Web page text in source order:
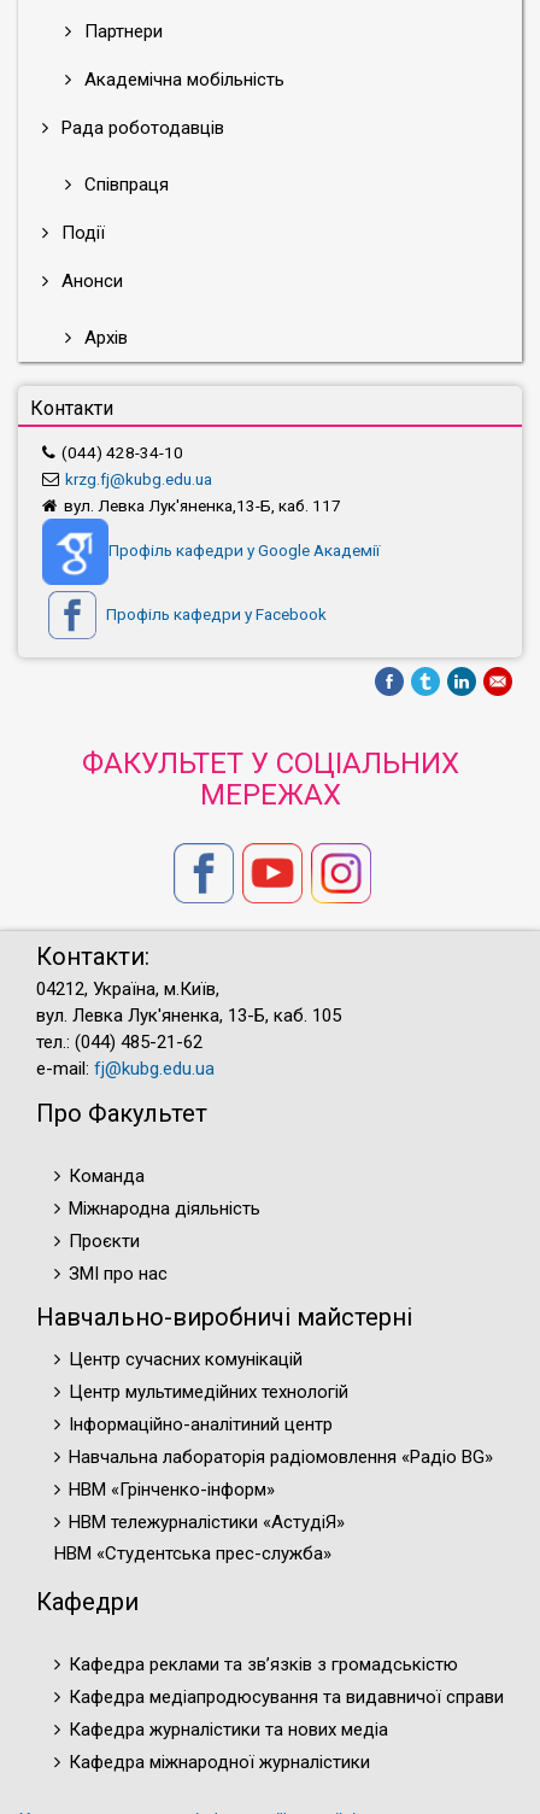
Партнери
Академічна мобільність
Рада роботодавців
Співпраця
Події
Анонси
Архів
Контакти
(044) 428-34-10
krzg.fj@kubg.edu.ua
вул. Левка Лук'яненка,13-Б, каб. 117
Профіль кафедри у Google Академії
Профіль кафедри у Facebook
ФАКУЛЬТЕТ У СОЦІАЛЬНИХ
МЕРЕЖАХ
Контакти:
04212, Україна, м.Київ,
вул. Левка Лук'яненка, 13-Б, каб. 105
тел.: (044) 485-21-62
e-mail: fj@kubg.edu.ua
Про Факультет
Команда
Міжнародна діяльність
Проєкти
ЗМІ про нас
Навчально-виробничі майстерні
Центр сучасних комунікацій
Центр мультимедійних технологій
Інформаційно-аналітиний центр
Навчальна лабораторія радіомовлення «Радіо BG»
НВМ «Грінченко-інформ»
НВМ тележурналістики «АстудіЯ»
НВМ «Студентська прес-служба»
Кафедри
Кафедра реклами та зв’язків з громадськістю
Кафедра медіапродюсування та видавничої справи
Кафедра журналістики та нових медіа
Кафедра міжнародної журналістики